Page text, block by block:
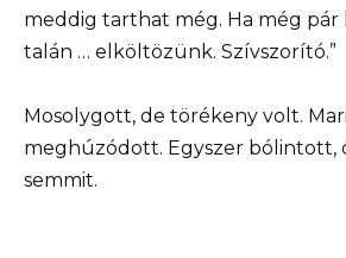
meddig tarthat még. Ha még pár
talán … elköltözünk. Szívszorító.”
Mosolygott, de törékeny volt.
meghúzódott. Egyszer bólintott,
semmit.